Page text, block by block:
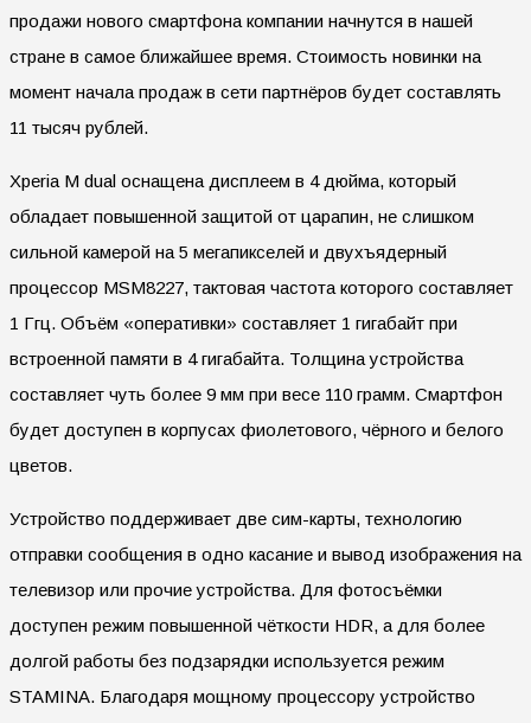
продажи нового смартфона компании начнутся в нашей
стране в самое ближайшее время. Стоимость новинки на
момент начала продаж в сети партнёров будет составлять
11 тысяч рублей.
Xperia М dual оснащена дисплеем в 4 дюйма, который
обладает повышенной защитой от царапин, не слишком
сильной камерой на 5 мегапикселей и двухъядерный
процессор MSM8227, тактовая частота которого составляет
1 Ггц. Объём «оперативки» составляет 1 гигабайт при
встроенной памяти в 4 гигабайта. Толщина устройства
составляет чуть более 9 мм при весе 110 грамм. Смартфон
будет доступен в корпусах фиолетового, чёрного и белого
цветов.
Устройство поддерживает две сим-карты, технологию
отправки сообщения в одно касание и вывод изображения на
телевизор или прочие устройства. Для фотосъёмки
доступен режим повышенной чёткости HDR, а для более
долгой работы без подзарядки используется режим
STAMINA. Благодаря мощному процессору устройство